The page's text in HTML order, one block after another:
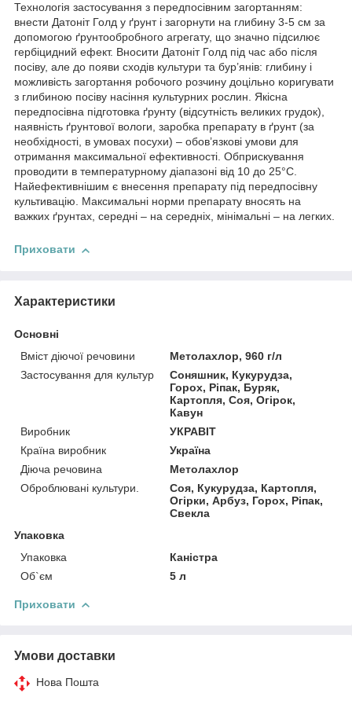
Технологія застосування з передпосівним загортанням:
внести Датоніт Голд у ґрунт і загорнути на глибину 3-5 см за
допомогою ґрунтообробного агрегату, що значно підсилює
гербіцидний ефект. Вносити Датоніт Голд під час або після
посіву, але до появи сходів культури та бур’янів: глибину і
можливість загортання робочого розчину доцільно коригувати
з глибиною посіву насіння культурних рослин. Якісна
передпосівна підготовка ґрунту (відсутність великих грудок),
наявність ґрунтової вологи, заробка препарату в ґрунт (за
необхідності, в умовах посухи) – обов’язкові умови для
отримання максимальної ефективності. Обприскування
проводити в температурному діапазоні від 10 до 25°С.
Найефективнішим є внесення препарату під передпосівну
культивацію. Максимальні норми препарату вносять на
важких ґрунтах, середні – на середніх, мінімальні – на легких.
Приховати
Характеристики
Основні
Вміст діючої речовини
Метолахлор, 960 г/л
Застосування для культур
Соняшник, Кукурудза,
Горох, Ріпак, Буряк,
Картопля, Соя, Огірок,
Кавун
Виробник
УКРАВІТ
Країна виробник
Україна
Діюча речовина
Метолахлор
Оброблювані культури.
Соя, Кукурудза, Картопля,
Огірки, Арбуз, Горох, Ріпак,
Свекла
Упаковка
Упаковка
Каністра
Об`єм
5 л
Приховати
Умови доставки
Нова Пошта